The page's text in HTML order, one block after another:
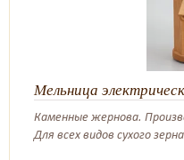
Мельница
Каменные жернова.
Для всех видов сухого